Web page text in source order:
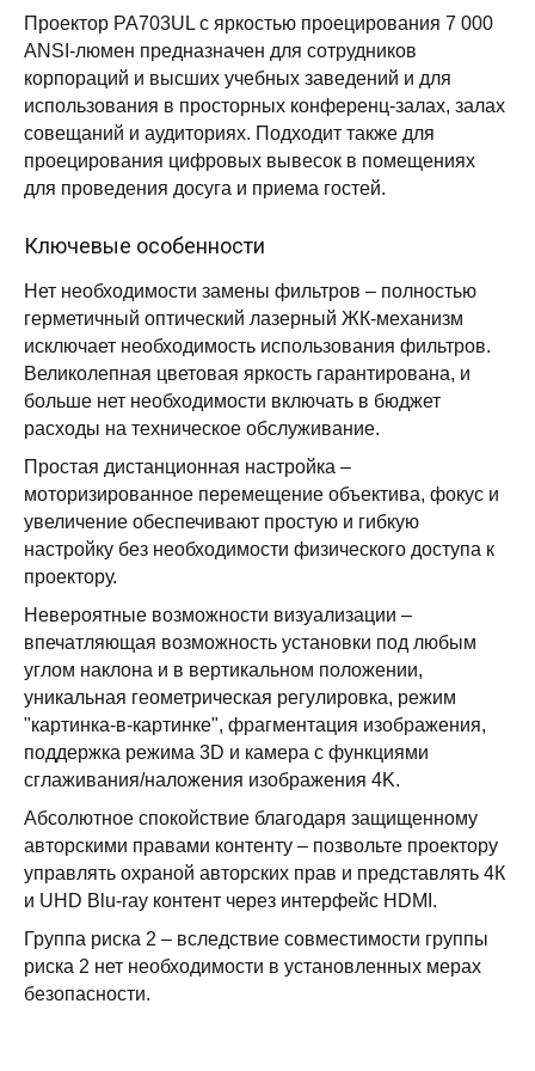
Проектор PA703UL с яркостью проецирования 7 000
ANSI-люмен предназначен для сотрудников
корпораций и высших учебных заведений и для
использования в просторных конференц-залах, залах
совещаний и аудиториях. Подходит также для
проецирования цифровых вывесок в помещениях
для проведения досуга и приема гостей.
Ключевые особенности
Нет необходимости замены фильтров – полностью
герметичный оптический лазерный ЖК-механизм
исключает необходимость использования фильтров.
Великолепная цветовая яркость гарантирована, и
больше нет необходимости включать в бюджет
расходы на техническое обслуживание.
Простая дистанционная настройка –
моторизированное перемещение объектива, фокус и
увеличение обеспечивают простую и гибкую
настройку без необходимости физического доступа к
проектору.
Невероятные возможности визуализации –
впечатляющая возможность установки под любым
углом наклона и в вертикальном положении,
уникальная геометрическая регулировка, режим
"картинка-в-картинке", фрагментация изображения,
поддержка режима 3D и камера c функциями
сглаживания/наложения изображения 4K.
Абсолютное спокойствие благодаря защищенному
авторскими правами контенту – позвольте проектору
управлять охраной авторских прав и представлять 4К
и UHD Blu-ray контент через интерфейс HDMI.
Группа риска 2 – вследствие совместимости группы
риска 2 нет необходимости в установленных мерах
безопасности.